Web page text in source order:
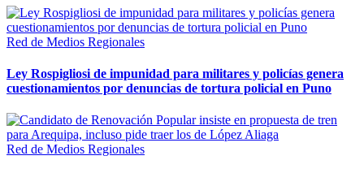
Red de Medios Regionales
Ley Rospigliosi de impunidad para militares y policías genera
cuestionamientos por denuncias de tortura policial en Puno
Red de Medios Regionales